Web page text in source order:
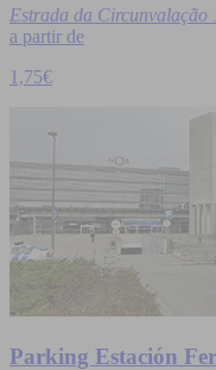
Estrada da Circunvalação
a partir de
1,75€
Parking Estación